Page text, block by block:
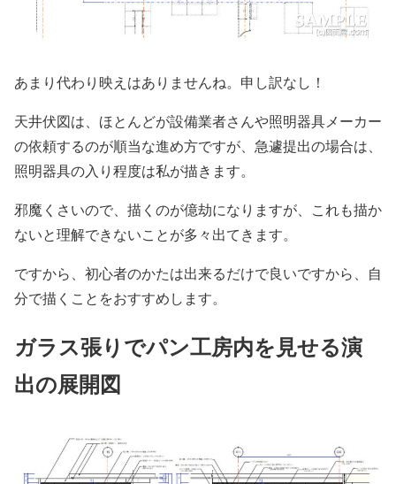
あまり代わり映えはありませんね。申し訳なし！
天井伏図は、ほとんどが設備業者さんや照明器具メーカー
の依頼するのが順当な進め方ですが、急遽提出の場合は、
照明器具の入り程度は私が描きます。
邪魔くさいので、描くのが億劫になりますが、これも描か
ないと理解できないことが多々出てきます。
ですから、初心者のかたは出来るだけで良いですから、自
分で描くことをおすすめします。
ガラス張りでパン工房内を見せる演
出の展開図